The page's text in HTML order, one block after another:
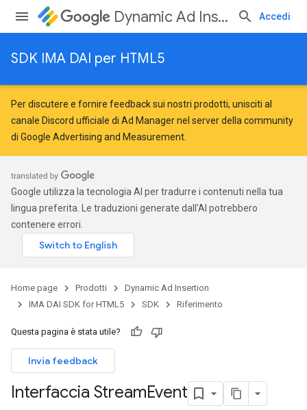
Dynamic Ad Insertion Accedi
SDK IMA DAI per HTML5
Per discutere e fornire feedback sui nostri prodotti, unisciti al
canale Discord ufficiale di Ad Manager nel server della community
di Google Advertising and Measurement
Google utilizza la tecnologia AI per tradurre i contenuti nella tua
lingua preferita. Le traduzioni generate dall'AI potrebbero
contenere errori.
Home page Prodotti
Dynamic Ad Insertion
IMA DAI SDK for HTML5
SDK Riferimento
Questa pagina è stata utile?
Invia feedback
Interfaccia StreamEvent